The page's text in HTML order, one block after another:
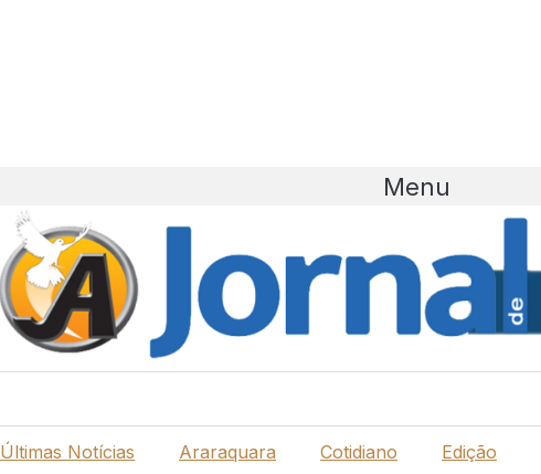
Menu
Últimas Notícias Araraquara Cotidiano Edição